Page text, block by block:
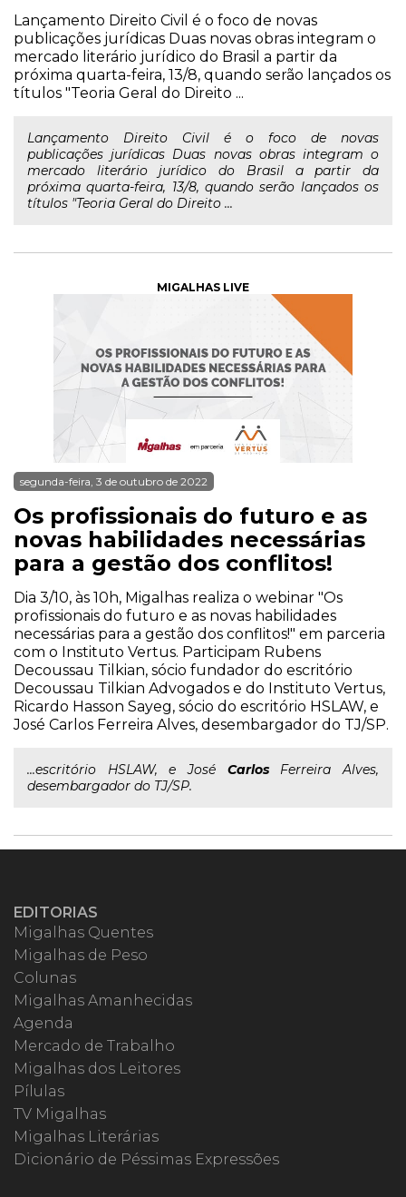
Lançamento Direito Civil é o foco de novas
publicações jurídicas Duas novas obras integram o
mercado literário jurídico do Brasil a partir da
próxima quarta-feira, 13/8, quando serão lançados os
títulos "Teoria Geral do Direito ...
Lançamento Direito Civil é o foco de novas
publicações jurídicas Duas novas obras integram o
mercado literário jurídico do Brasil a partir da
próxima quarta-feira, 13/8, quando serão lançados os
títulos "Teoria Geral do Direito ...
MIGALHAS LIVE
segunda-feira, 3 de outubro de 2022
Os profissionais do futuro e as
novas habilidades necessárias
para a gestão dos conflitos!
Dia 3/10, às 10h, Migalhas realiza o webinar "Os
profissionais do futuro e as novas habilidades
necessárias para a gestão dos conflitos!" em parceria
com o Instituto Vertus. Participam Rubens
Decoussau Tilkian, sócio fundador do escritório
Decoussau Tilkian Advogados e do Instituto Vertus,
Ricardo Hasson Sayeg, sócio do escritório HSLAW, e
José Carlos Ferreira Alves, desembargador do TJ/SP.
...escritório HSLAW, e José CarlosFerreira Alves,
desembargador do TJ/SP.
EDITORIAS
Migalhas Quentes
Migalhas de Peso
Colunas
Migalhas Amanhecidas
Agenda
Mercado de Trabalho
Migalhas dos Leitores
Pílulas
TV Migalhas
Migalhas Literárias
Dicionário de Péssimas Expressões